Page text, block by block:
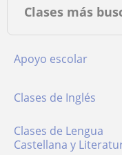
Clases más
Apoyo escolar
Clases de Inglés
Clases de Lengua
Castellana y